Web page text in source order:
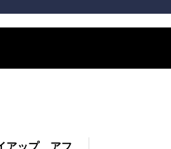
アップ アフ